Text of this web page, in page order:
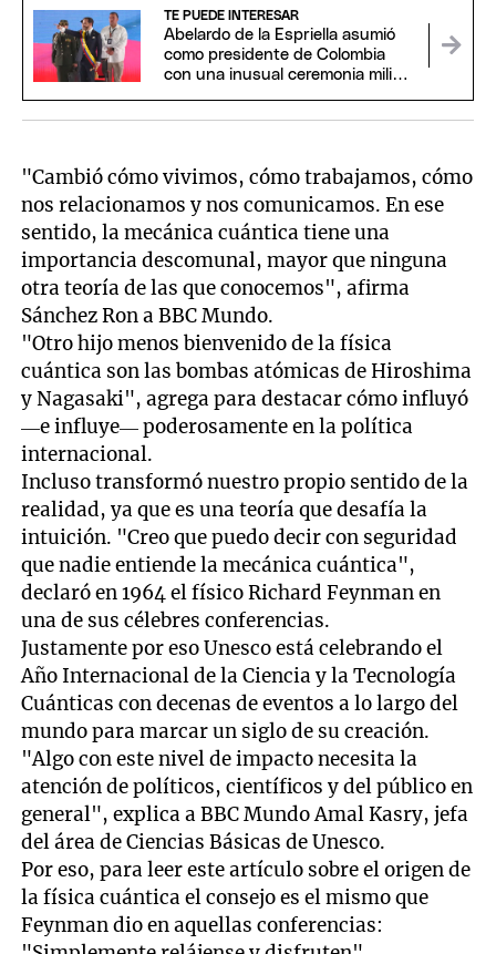
TE PUEDE INTERESAR
Abelardo de la Espriella asumió
como presidente de Colombia
con una inusual ceremonia militar
"Cambió cómo vivimos, cómo trabajamos, cómo
nos relacionamos y nos comunicamos. En ese
sentido, la mecánica cuántica tiene una
importancia descomunal, mayor que ninguna
otra teoría de las que conocemos", afirma
Sánchez Ron a BBC Mundo.
"Otro hijo menos bienvenido de la física
cuántica son las bombas atómicas de Hiroshima
y Nagasaki", agrega para destacar cómo influyó
—e influye— poderosamente en la política
internacional.
Incluso transformó nuestro propio sentido de la
realidad, ya que es una teoría que desafía la
intuición. "Creo que puedo decir con seguridad
que nadie entiende la mecánica cuántica",
declaró en 1964 el físico Richard Feynman en
una de sus célebres conferencias.
Justamente por eso Unesco está celebrando el
Año Internacional de la Ciencia y la Tecnología
Cuánticas con decenas de eventos a lo largo del
mundo para marcar un siglo de su creación.
"Algo con este nivel de impacto necesita la
atención de políticos, científicos y del público en
general", explica a BBC Mundo Amal Kasry, jefa
del área de Ciencias Básicas de Unesco.
Por eso, para leer este artículo sobre el origen de
la física cuántica el consejo es el mismo que
Feynman dio en aquellas conferencias: